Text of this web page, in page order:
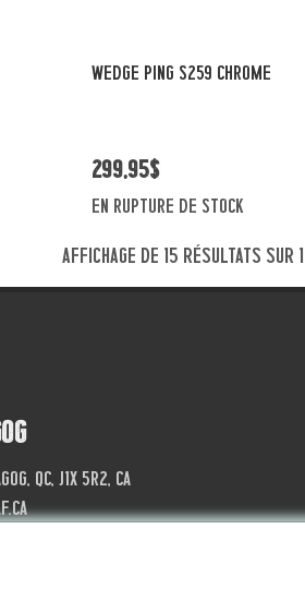
Vue rapide
WEDGE PING S259 CHROME
299,95$
En rupture de stock
Affichage de 15 résultats sur
QC, J1X 5R2, CA